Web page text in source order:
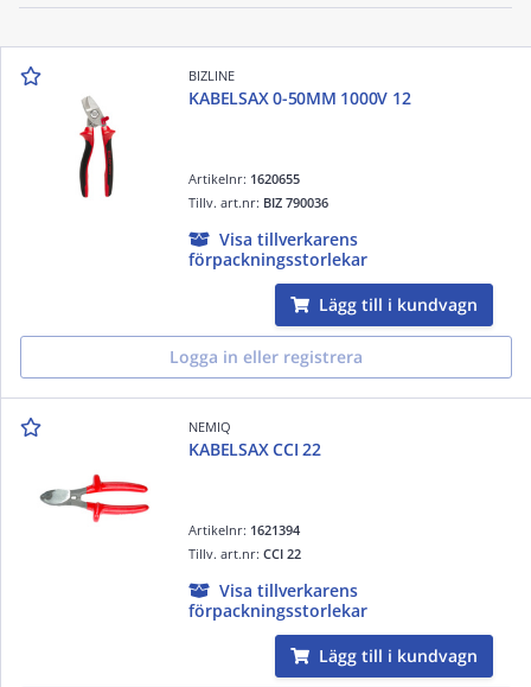
BIZLINE
KABELSAX 0-50MM 1000V 12
Artikelnr: 1620655
Tillv. art.nr: BIZ 790036
Visa tillverkarens
förpackningsstorlekar
Lägg till i kundvagn
Logga in eller registrera
NEMIQ
KABELSAX CCI 22
Artikelnr: 1621394
Tillv. art.nr:CCI 22
Visa tillverkarens
förpackningsstorlekar
Lägg till i kundvagn